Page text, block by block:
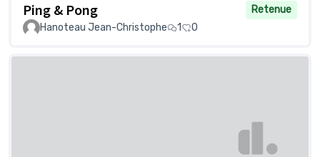
Ping & Pong
Retenue
Hanoteau Jean-Christophe
1 0